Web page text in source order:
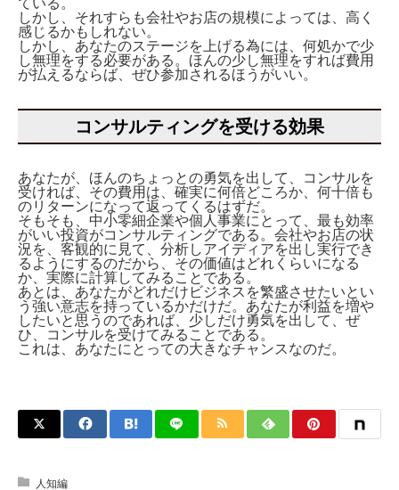
ている。
しかし、それすらも会社やお店の規模によっては、高く
感じるかもしれない。
しかし、あなたのステージを上げる為には、何処かで少
し無理をする必要がある。ほんの少し無理をすれば費用
が払えるならば、ぜひ参加されるほうがいい。
コンサルティングを受ける効果
あなたが、ほんのちょっとの勇気を出して、コンサルを
受ければ、その費用は、確実に何倍どころか、何十倍も
のリターンになって返ってくるはずだ。
そもそも、中小零細企業や個人事業にとって、最も効率
がいい投資がコンサルティングである。会社やお店の状
況を、客観的に見て、分析しアイディアを出し実行でき
るようにするのだから、その価値はどれくらいになる
か、実際に計算してみることである。
あとは、あなたがどれだけビジネスを繁盛させたいとい
う強い意志を持っているかだけだ。あなたが利益を増や
したいと思うのであれば、少しだけ勇気を出して、ぜ
ひ、コンサルを受けてみることである。
これは、あなたにとっての大きなチャンスなのだ。
人知編